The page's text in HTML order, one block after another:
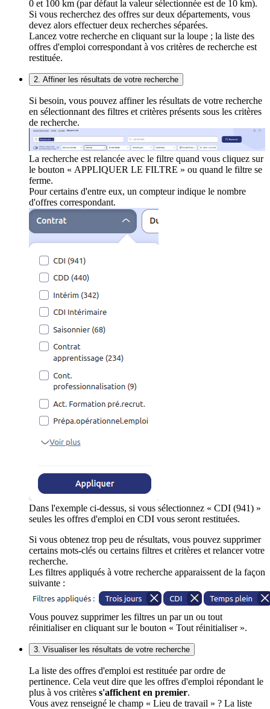
0 et 100 km (par défaut la valeur sélectionnée est de 10 km).
Si vous recherchez des offres sur deux départements, vous
devez alors effectuer deux recherches séparées.
Lancez votre recherche en cliquant sur la loupe ; la liste des
offres d'emploi correspondant à vos critères de recherche est
restituée.
2. Affiner les résultats de votre recherche
Si besoin, vous pouvez affiner les résultats de votre recherche
en sélectionnant des filtres et critères présents sous les critères
de recherche.
La recherche est relancée avec le filtre quand vous cliquez sur
le bouton « APPLIQUER LE FILTRE » ou quand le filtre se
ferme.
Pour certains d'entre eux, un compteur indique le nombre
d'offres correspondant.
Dans l'exemple ci-dessus, si vous sélectionnez « CDI (941) »
seules les offres d'emploi en CDI vous seront restituées.
Si vous obtenez trop peu de résultats, vous pouvez supprimer
certains mots-clés ou certains filtres et critères et relancer votre
recherche.
Les filtres appliqués à votre recherche apparaissent de la façon
suivante :
Vous pouvez supprimer les filtres un par un ou tout
réinitialiser en cliquant sur le bouton « Tout réinitialiser ».
3. Visualiser les résultats de votre recherche
La liste des offres d'emploi est restituée par ordre de
pertinence. Cela veut dire que les offres d'emploi répondant le
plus à vos critères s'affichent en premier.
Vous avez renseigné le champ « Lieu de travail » ? La liste